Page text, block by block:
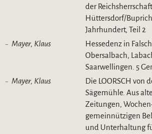
der Reichsherrschaft
Hüttersdorf/Buprich
Jahrhundert, Teil 2
Mayer, Klaus
Hessedenz in
Obersalbach,
Saarwellingen. 5
Mayer, Klaus
Die LOORSCH von
Sägemühle. Aus
Zeitungen,
gemeinnützigen
und Unterhaltung